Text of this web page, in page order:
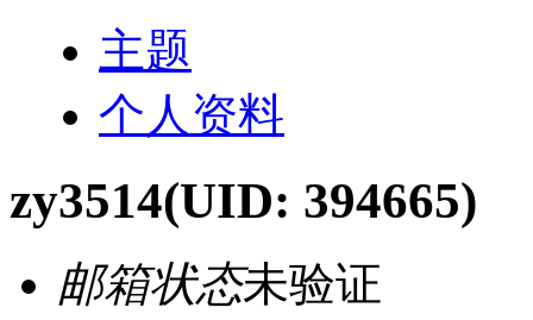
主题
个人资料
zy3514(UID: 394665)
邮箱状态未验证